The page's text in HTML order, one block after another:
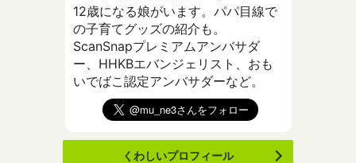
12歳になる娘がいます。パパ目線で
の子育てグッズの紹介も。
ScanSnapプレミアムアンバサダ
ー、HHKBエバンジェリスト、おも
いでばこ認定アンバサダーなど。
くわしいプロフィール